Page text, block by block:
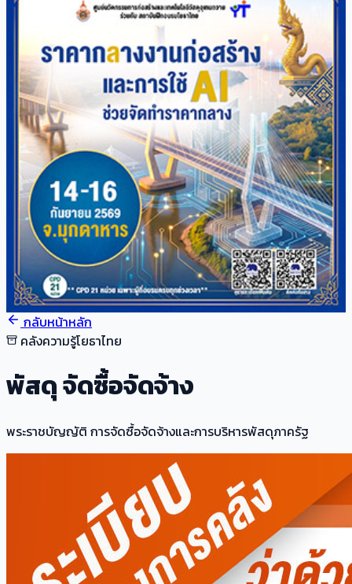
กลับหน้าหลัก
คลังความรู้โยธาไทย
พัสดุ จัดซื้อจัดจ้าง
พระราชบัญญัติ การจัดซื้อจัดจ้างและการบริหารพัสดุภาครัฐ